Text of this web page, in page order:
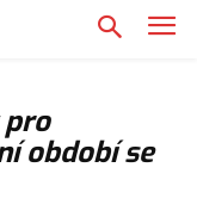
období se